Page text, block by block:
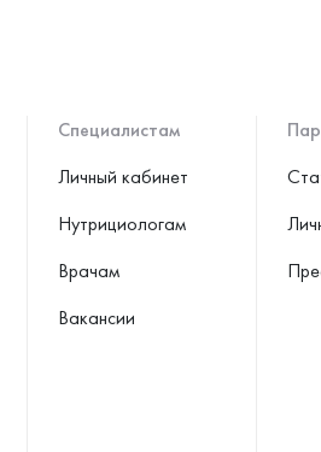
Специалистам
Личный кабинет
Нутрициологам
Врачам
Вакансии